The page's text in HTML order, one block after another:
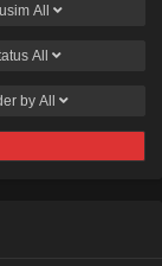
All
All
by All